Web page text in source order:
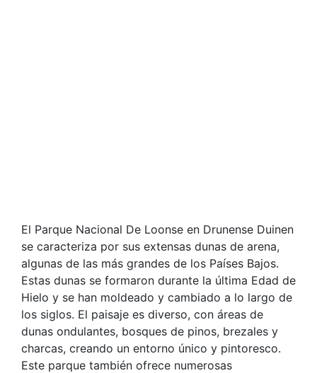
El Parque Nacional De Loonse en Drunense Duinen
se caracteriza por sus extensas dunas de arena,
algunas de las más grandes de los Países Bajos.
Estas dunas se formaron durante la última Edad de
Hielo y se han moldeado y cambiado a lo largo de
los siglos. El paisaje es diverso, con áreas de
dunas ondulantes, bosques de pinos, brezales y
charcas, creando un entorno único y pintoresco.
Este parque también ofrece numerosas